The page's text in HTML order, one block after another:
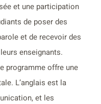
et une participation
de poser des
et de recevoir des
enseignants.
programme offre une
L’anglais est la
et les